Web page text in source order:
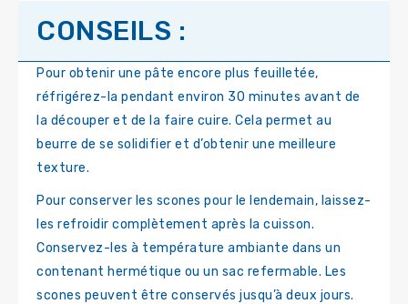
CONSEILS :
Pour obtenir une pâte encore plus feuilletée,
réfrigérez-la pendant environ 30 minutes avant de
la découper et de la faire cuire. Cela permet au
beurre de se solidifier et d’obtenir une meilleure
texture.
Pour conserver les scones pour le lendemain, laissez-
les refroidir complètement après la cuisson.
Conservez-les à température ambiante dans un
contenant hermétique ou un sac refermable. Les
scones peuvent être conservés jusqu’à deux jours.